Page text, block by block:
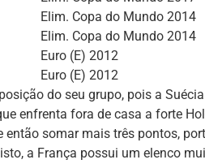
Elim. Copa do Mundo 2014
Elim. Copa do Mundo 2014
Euro (E) 2012
Euro (E) 2012
do seu grupo, pois a
enfrenta fora de casa a forte
somar mais três pontos,
a França possui um elenco